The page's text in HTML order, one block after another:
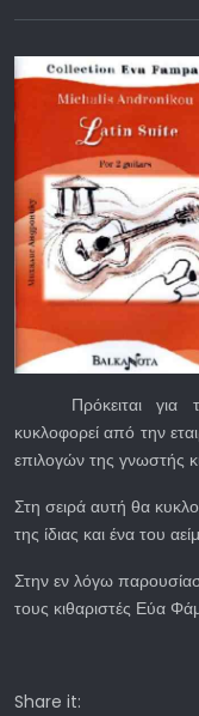
Πρόκειται
κυκλοφορεί από την
επιλογών της γνωστής
Στη σειρά αυτή θα
της ίδιας και ένα του
Στην εν λόγω
τους κιθαριστές Εύα
Share it: